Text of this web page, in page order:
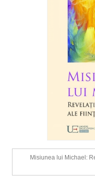
Misiunea lui Michael: